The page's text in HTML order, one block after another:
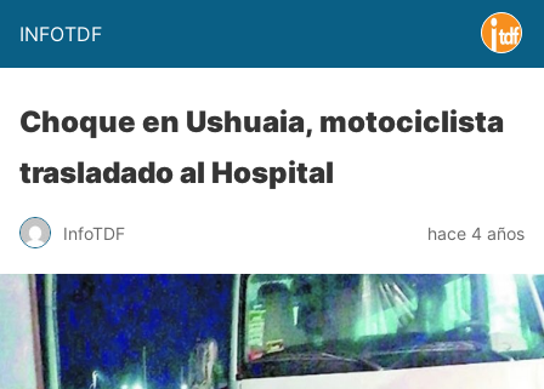
INFOTDF
Choque en Ushuaia, motociclista
trasladado al Hospital
InfoTDF hace 4 años